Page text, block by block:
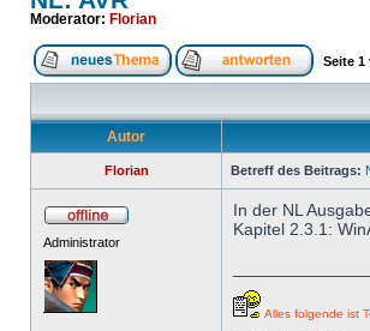
Moderator: Florian
Seite 1
Autor
Florian Betreff des Beitrags:
Administrator
In der NL
Kapitel 2.3.1:
Alles folgende ist